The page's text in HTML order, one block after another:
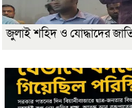
জুলাই শহিদ ও যোদ্ধাদের